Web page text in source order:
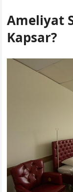
Ameliyat
Kapsar?